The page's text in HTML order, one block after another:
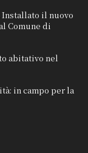
il nuovo
Comune di
abitativo nel
in campo per la